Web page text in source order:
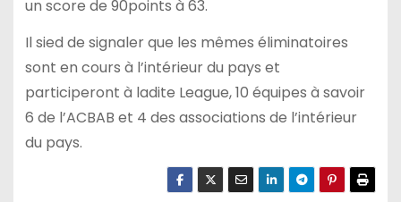
un score de 90points à 63.
Il sied de signaler que les mêmes éliminatoires
sont en cours à l’intérieur du pays et
participeront à ladite League, 10 équipes à savoir
6 de l’ACBAB et 4 des associations de l’intérieur
du pays.